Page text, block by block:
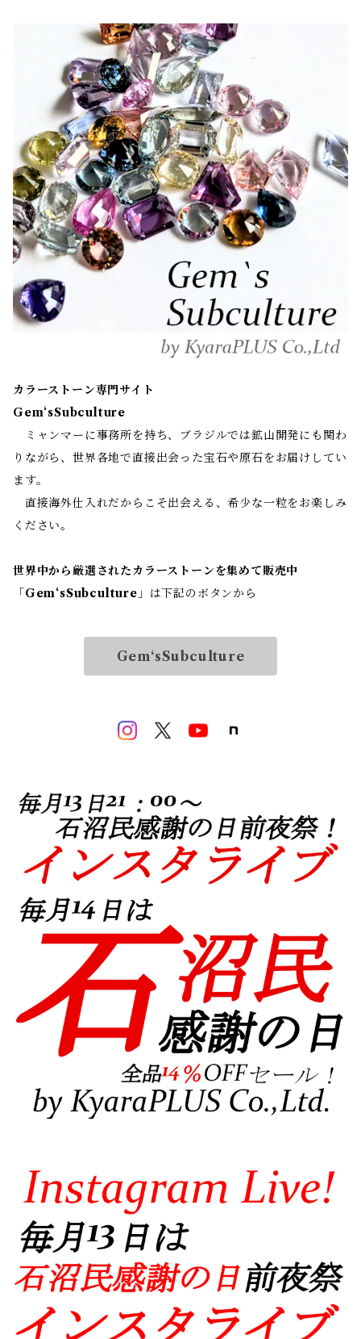
カラーストーン専門サイト
Gem‘sSubculture
ミャンマーに事務所を持ち、ブラジルでは鉱山開発にも関わ
りながら、世界各地で直接出会った宝石や原石をお届けしてい
ます。
直接海外仕入れだからこそ出会える、希少な一粒をお楽しみ
ください。
世界中から厳選されたカラーストーンを集めて販売中
「 Gem‘sSubculture 」は下記のボタンから
Gem‘sSubculture